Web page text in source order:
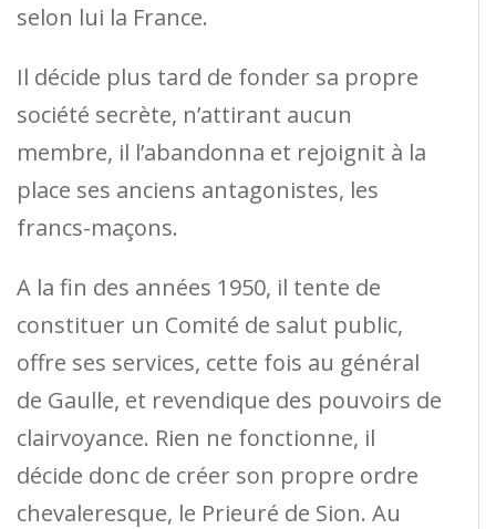
selon lui la France.
Il décide plus tard de fonder sa propre
société secrète, n’attirant aucun
membre, il l’abandonna et rejoignit à la
place ses anciens antagonistes, les
francs-maçons.
A la fin des années 1950, il tente de
constituer un Comité de salut public,
offre ses services, cette fois au général
de Gaulle, et revendique des pouvoirs de
clairvoyance. Rien ne fonctionne, il
décide donc de créer son propre ordre
chevaleresque, le Prieuré de Sion. Au